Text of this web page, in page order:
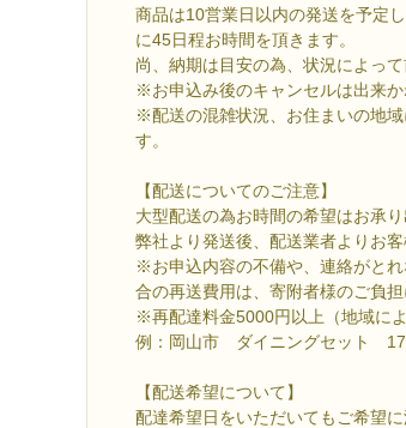
商品は10営業日以内の発送を予定
に45日程お時間を頂きます。
尚、納期は目安の為、状況によって
※お申込み後のキャンセルは出来か
※配送の混雑状況、お住まいの地
す。
【配送についてのご注意】
大型配送の為お時間の希望はお承り
弊社より発送後、配送業者よりお客
※お申込内容の不備や、連絡がと
合の再送費用は、寄附者様のご負担
※再配達料金5000円以上（地域によ
例：岡山市 ダイニングセット
【配送希望について】
配達希望日をいただいてもご希望